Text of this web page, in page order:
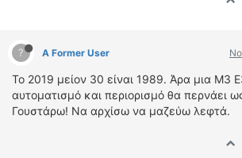
? A Former User
To 2019 μείον 30 είναι 1989. Άρα μια Μ3
αυτοματισμό και περιορισμό θα περνάει
Γουστάρω! Να αρχίσω να μαζεύω λεφτά.